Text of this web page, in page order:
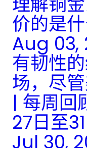
价的是
Aug 03,
有韧性
场，尽
| 每周回
27日至
Jul 30,